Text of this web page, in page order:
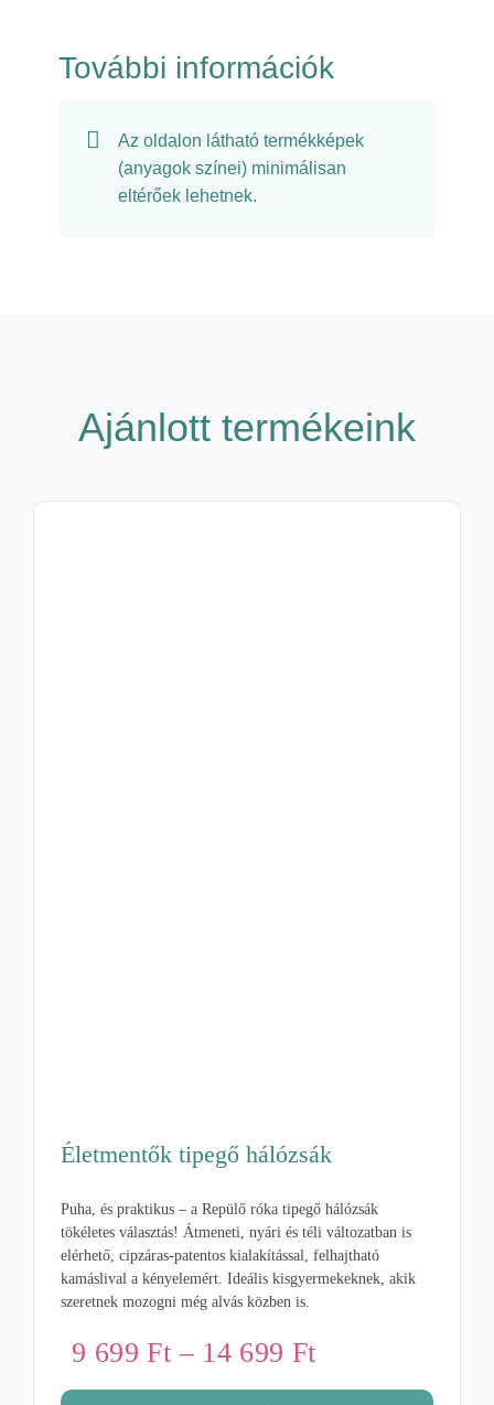
További információk
Az oldalon látható termékképek
(anyagok színei) minimálisan
eltérőek lehetnek.
Ajánlott termékeink
Életmentők tipegő hálózsák
Puha, és praktikus – a Repülő róka tipegő hálózsák
tökéletes választás! Átmeneti, nyári és téli változatban is
elérhető, cipzáras-patentos kialakítással, felhajtható
kamáslival a kényelemért. Ideális kisgyermekeknek, akik
szeretnek mozogni még alvás közben is.
9 699Ft – 14 699FtÁrtartomány:
9